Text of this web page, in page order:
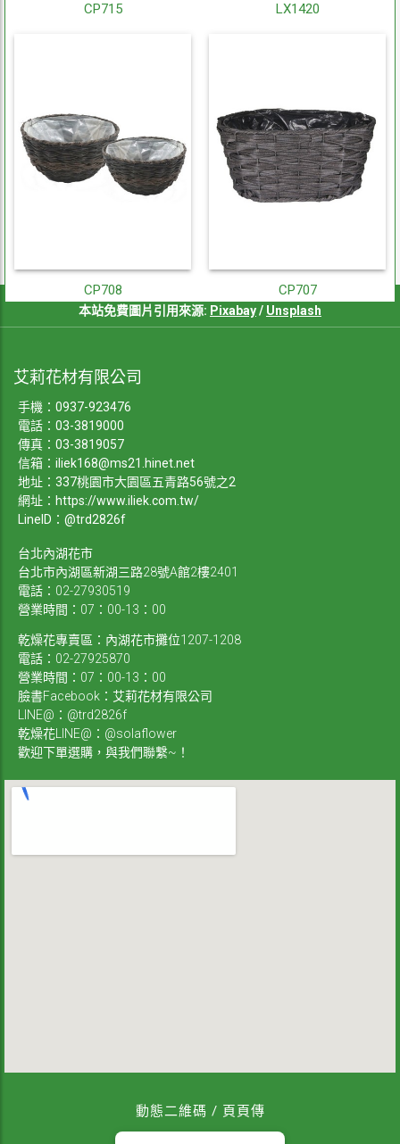
CP715 LX1420
CP708 CP707
本站免費圖片引用來源: Pixabay/ Unsplash
艾莉花材有限公司
手機： 0937-923476
電話： 03-3819000
傳真：03-3819057
信箱： iliek168@ms21.hinet.net
地址：337桃園市大園區五青路56號之2
網址： https://www.iliek.com.tw/
LineID：@trd2826f
台北內湖花市
台北市內湖區新湖三路28號A館2樓2401
電話：02-27930519
營業時間：07：00-13：00
乾燥花專賣區：內湖花市攤位1207-1208
電話：02-27925870
營業時間：07：00-13：00
臉書Facebook：艾莉花材有限公司
LINE@：@trd2826f
乾燥花LINE@：@solaflower
歡迎下單選購，與我們聯繫~！
動態二維碼 / 頁頁傳